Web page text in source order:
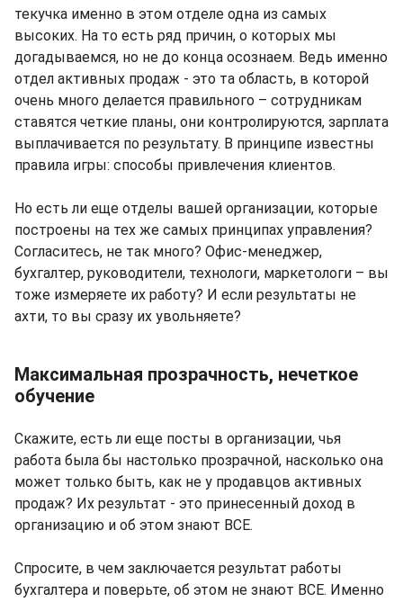
текучка именно в этом отделе одна из самых
высоких. На то есть ряд причин, о которых мы
догадываемся, но не до конца осознаем. Ведь именно
отдел активных продаж - это та область, в которой
очень много делается правильного – сотрудникам
ставятся четкие планы, они контролируются, зарплата
выплачивается по результату. В принципе известны
правила игры: способы привлечения клиентов.
Но есть ли еще отделы вашей организации, которые
построены на тех же самых принципах управления?
Согласитесь, не так много? Офис-менеджер,
бухгалтер, руководители, технологи, маркетологи – вы
тоже измеряете их работу? И если результаты не
ахти, то вы сразу их увольняете?
Максимальная прозрачность, нечеткое
обучение
Скажите, есть ли еще посты в организации, чья
работа была бы настолько прозрачной, насколько она
может только быть, как не у продавцов активных
продаж? Их результат - это принесенный доход в
организацию и об этом знают ВСЕ.
Спросите, в чем заключается результат работы
бухгалтера и поверьте, об этом не знают ВСЕ. Именно